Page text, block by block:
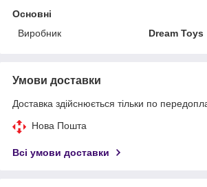
Основні
Виробник
Dream Toys
Умови доставки
Доставка здійснюється тільки по
Нова Пошта
Всі умови доставки